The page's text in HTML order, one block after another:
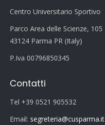
Centro Universitario Sportivo
Parco Area delle Scienze, 105
43124 Parma PR (Italy)
P.Iva 00796850345
Contatti
Tel +39 0521 905532
Email: segreteria@cusparma.it